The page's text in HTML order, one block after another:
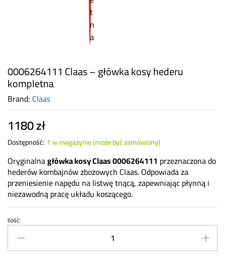
0006264111 Claas – główka kosy hederu
kompletna
Brand: Claas
1180zł
Dostępność: 1 w magazynie (może być zamówiony)
Oryginalnagłówka kosy Claas 0006264111 przeznaczona do
hederów kombajnów zbożowych Claas. Odpowiada za
przeniesienie napędu na listwę tnącą, zapewniając płynną i
niezawodną pracę układu koszącego.
0006264111
Claas
–
Ilość: